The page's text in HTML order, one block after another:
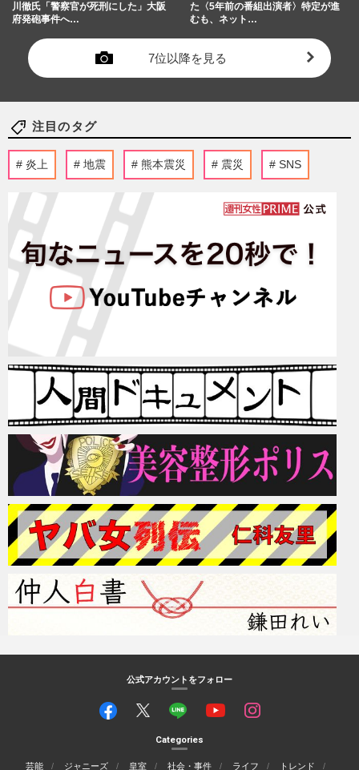
川徹氏「警察官が死刑にした」大阪
府発砲事件へ…
た〈5年前の番組出演者〉特定が進
むも、ネット…
7位以降を見る
注目のタグ
炎上 地震 熊本震災 震災 SNS
公式アカウントをフォロー
Categories
芸能 ジャニーズ 皇室 社会・事件 ライフ
トレンド